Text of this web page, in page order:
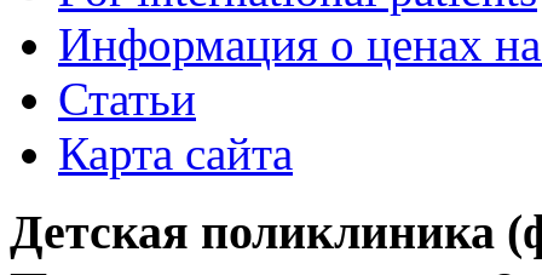
Информация о ценах
Статьи
Карта сайта
Детская поликлиника